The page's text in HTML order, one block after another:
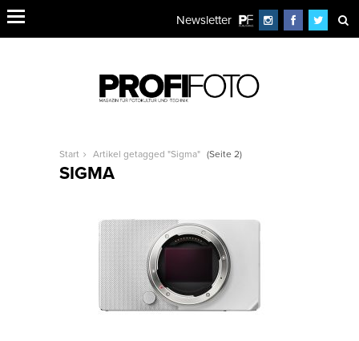
Newsletter
Start Artikel getagged "Sigma" (Seite 2)
SIGMA